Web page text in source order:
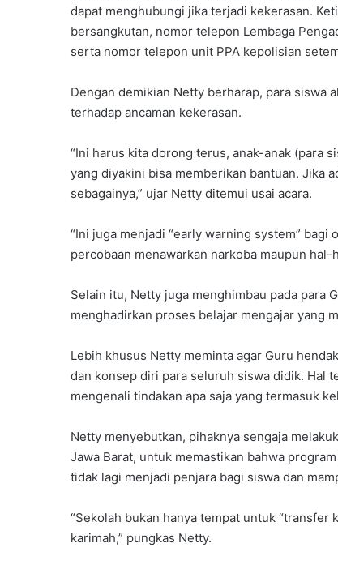
dapat menghubungi jika terjadi kekerasan.
bersangkutan, nomor telepon Lembaga
serta nomor telepon unit PPA kepolisian
Dengan demikian Netty berharap, para siswa
terhadap ancaman kekerasan.
“Ini harus kita dorong terus, anak-anak (para
yang diyakini bisa memberikan bantuan. Jika
sebagainya,” ujar Netty ditemui usai acara.
“Ini juga menjadi “early warning system”
percobaan menawarkan narkoba maupun
Selain itu, Netty juga menghimbau pada para
menghadirkan proses belajar mengajar yang
Lebih khusus Netty meminta agar Guru
dan konsep diri para seluruh siswa didik. Hal
mengenali tindakan apa saja yang termasuk
Netty menyebutkan, pihaknya sengaja
Jawa Barat, untuk memastikan bahwa
tidak lagi menjadi penjara bagi siswa dan
“Sekolah bukan hanya tempat untuk
karimah,” pungkas Netty.